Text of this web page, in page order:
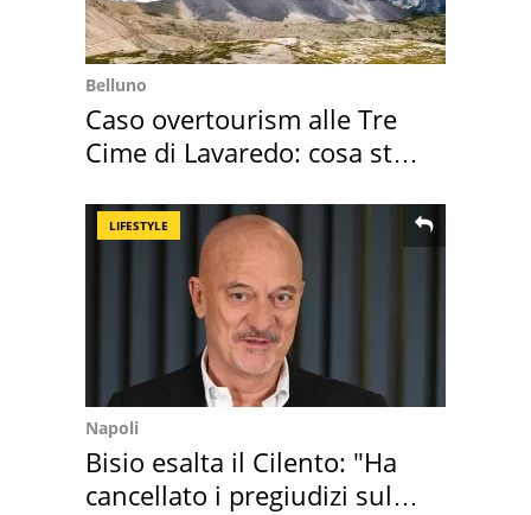
Belluno
Caso overtourism alle Tre
Cime di Lavaredo: cosa sta
LIFESTYLE
Napoli
Bisio esalta il Cilento: "Ha
cancellato i pregiudizi sul